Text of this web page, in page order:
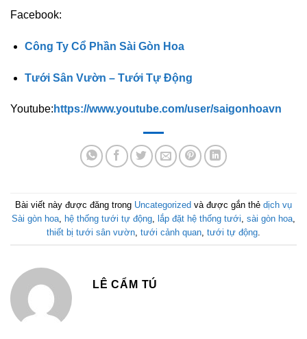
Facebook:
Công Ty Cổ Phần Sài Gòn Hoa
Tưới Sân Vườn – Tưới Tự Động
Youtube: https://www.youtube.com/user/saigonhoavn
Bài viết này được đăng trong Uncategorized và được gắn thẻ dịch vụ
Sài gòn hoa hệ thống tưới tự động lắp đặt hệ thống tưới sài gòn hoa
thiết bị tưới sân vườn tưới cảnh quan tưới tự động
LÊ CẨM TÚ